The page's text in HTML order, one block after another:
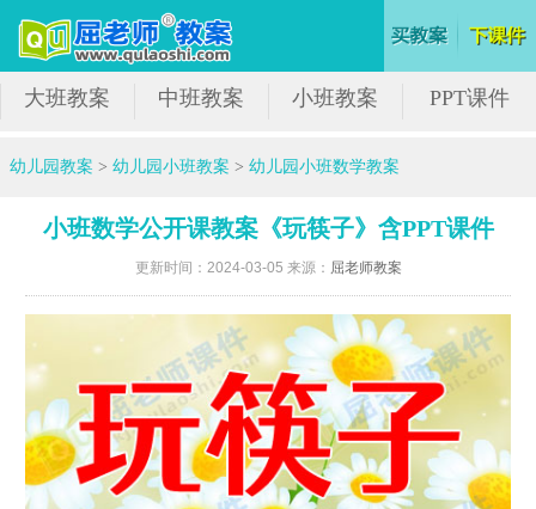
大班教案 中班教案 小班教案 PPT课件
幼儿园教案 >幼儿园小班教案 >幼儿园小班数学教案
小班数学公开课教案《玩筷子》含PPT课件
更新时间：2024-03-05 来源： 屈老师教案